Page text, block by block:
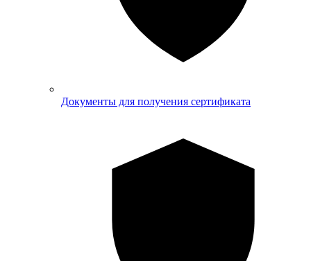
Документы для получения сертификата